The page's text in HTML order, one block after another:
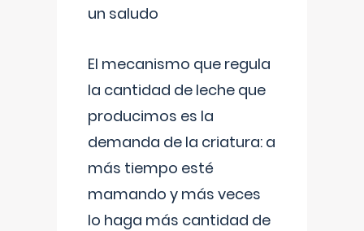
un saludo
El mecanismo que regula
la cantidad de leche que
producimos es la
demanda de la criatura: a
más tiempo esté
mamando y más veces
lo haga más cantidad de